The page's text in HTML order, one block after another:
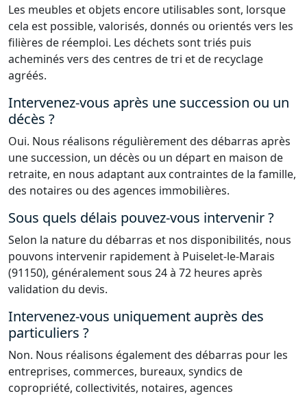
Les meubles et objets encore utilisables sont, lorsque
cela est possible, valorisés, donnés ou orientés vers les
filières de réemploi. Les déchets sont triés puis
acheminés vers des centres de tri et de recyclage
agréés.
Intervenez-vous après une succession ou un
décès ?
Oui. Nous réalisons régulièrement des débarras après
une succession, un décès ou un départ en maison de
retraite, en nous adaptant aux contraintes de la famille,
des notaires ou des agences immobilières.
Sous quels délais pouvez-vous intervenir ?
Selon la nature du débarras et nos disponibilités, nous
pouvons intervenir rapidement à Puiselet-le-Marais
(91150), généralement sous 24 à 72 heures après
validation du devis.
Intervenez-vous uniquement auprès des
particuliers ?
Non. Nous réalisons également des débarras pour les
entreprises, commerces, bureaux, syndics de
copropriété, collectivités, notaires, agences